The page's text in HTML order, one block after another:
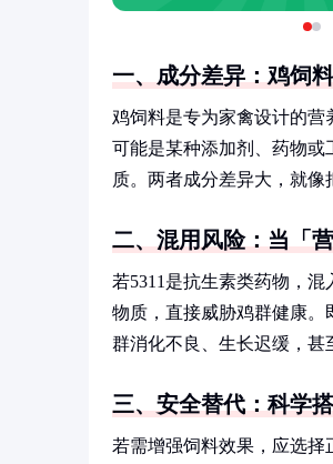
一、成分差异：鸡饲
鸡饲料是专为家禽设计的营
可能是某种添加剂、药物或
质。两者成分差异大，就
二、混用风险：当「
若5311是抗生素类药物，
物质，直接威胁鸡群健康。
群消化不良、生长迟缓，甚
三、安全替代：科学
若需增强饲料效果，应选